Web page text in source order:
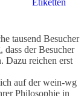
Etiketten
tausend Besucher
der Besucher
Dazu reichen erst
auf der wein-wg
Philosophie in